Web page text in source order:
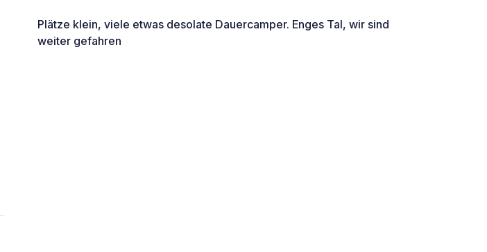
Plätze klein, viele etwas desolate Dauercamper. Enges Tal, wir sind
weiter gefahren